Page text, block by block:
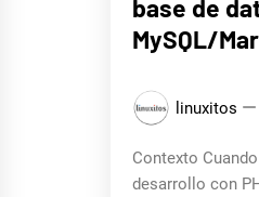
base de
MySQL/
linuxitos
Contexto
desarrollo con